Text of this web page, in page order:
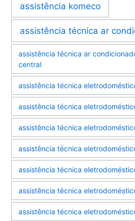
assistência komeco
assistência técnica ar
assistência técnica ar
central
assistência técnica
assistência técnica
assistência técnica
assistência técnica
assistência técnica
assistência técnica
assistência técnica